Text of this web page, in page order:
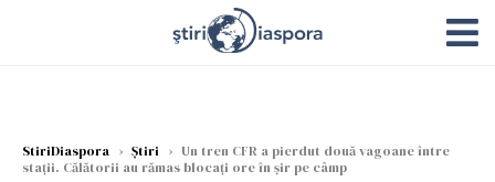
StiriDiaspora › Știri › Un tren CFR a pierdut două vagoane între
stații. Călătorii au rămas blocați ore în șir pe câmp